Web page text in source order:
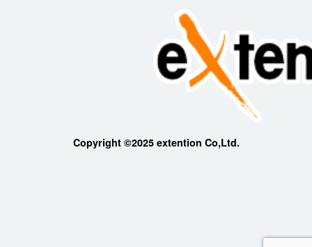
Copyright ©2025 extention Co,Ltd.